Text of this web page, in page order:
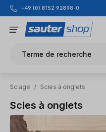
Passer au contenu principal
+49 (0) 8152 92898-0
Terme de recherche
Sciage / Scies à onglets
Scies à onglets